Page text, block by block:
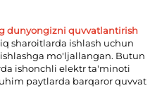
dunyongizni quvvatlantirish
sharoitlarda ishlash uchun
mo'ljallangan. Butun
ishonchli elektr ta'minoti
paytlarda barqaror quvvat